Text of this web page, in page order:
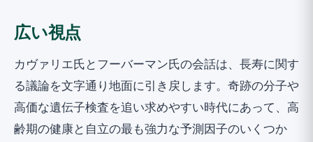
広い視点
カヴァリエ氏とフーバーマン氏の会話は、長寿に関す
る議論を文字通り地面に引き戻します。奇跡の分子や
高価な遺伝子検査を追い求めやすい時代にあって、高
齢期の健康と自立の最も強力な予測因子のいくつか